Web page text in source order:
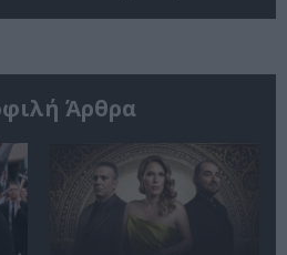
Άρθρα